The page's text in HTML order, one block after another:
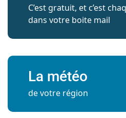
C’est gratuit, et c’est
dans votre boite mail
La météo
de votre région